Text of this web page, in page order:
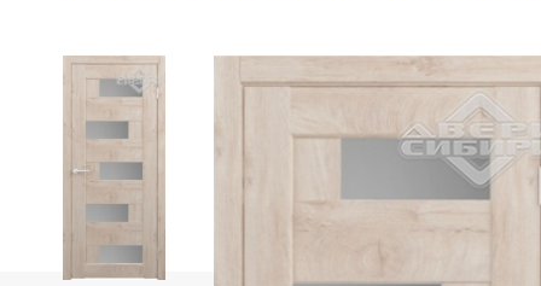
Фабрика «АЛТА»
Коллекция Парма
Коллекция Неаполь
Коллекция Турин
Коллекция Сицилия